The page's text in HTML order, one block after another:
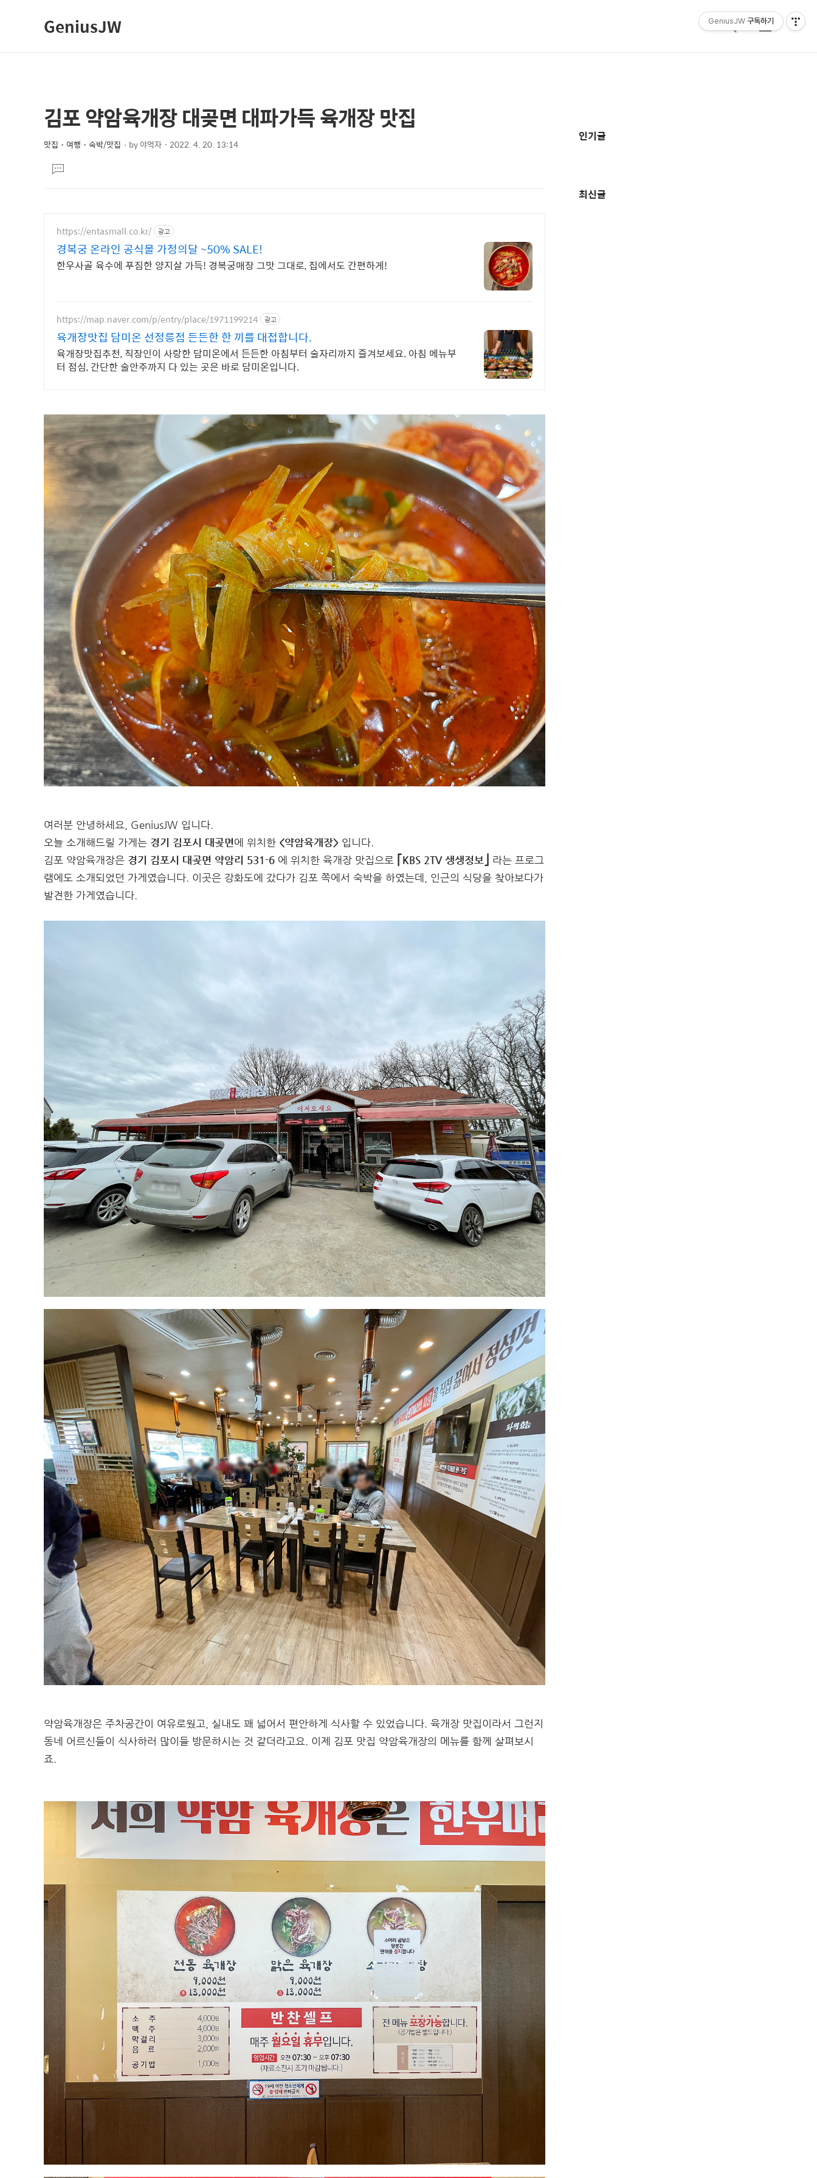
GeniusJW
검
메
상
세
컨
텐
본
문
제
김포 약암육개장 대곶면 대파가득 육개장 맛집
맛집・여행・숙박/맛집 by야먹자 2022. 4. 20. 13:14
문댓
글
https://entasmall.co.kr/ 광고
경복궁 온라인 공식몰 가정의달 ~50% SALE!
한우사골 육수에 푸짐한 양지살 가득! 경복궁매장 그맛 그대로, 집에서도 간편하게!
https://map.naver.com/p/entry/place/1971199214 광고
육개장맛집 담미온 선정릉점 든든한 한 끼를 대접합니다.
육개장맛집추천, 직장인이 사랑한 담미온에서 든든한 아침부터 술자리까지 즐겨보세요. 아침 메뉴부
터 점심, 간단한 술안주까지 다 있는 곳은 바로 담미온입니다.
여러분 안녕하세요, GeniusJW 입니다.
오늘 소개해드릴 가게는 경기 김포시 대곶면에 위치한 <약암육개장> 입니다.
김포 약암육개장은 경기 김포시 대곶면 약암리 531-6 에 위치한 육개장 맛집으로 ⎡KBS 2TV 생생정보⎦
라는 프로그
램에도 소개되었던 가게였습니다. 이곳은 강화도에 갔다가 김포 쪽에서 숙박을 하였는데, 인근의 식당을 찾아보다가
발견한 가게였습니다.
약암육개장은 주차공간이 여유로웠고, 실내도 꽤 넓어서 편안하게 식사할 수 있었습니다. 육개장 맛집이라서 그런지
동네 어르신들이 식사하러 많이들 방문하시는 것 같더라고요. 이제 김포 맛집 약암육개장의 메뉴를 함께 살펴보시
죠.
가
인기글
최신글
GeniusJW 구독하기